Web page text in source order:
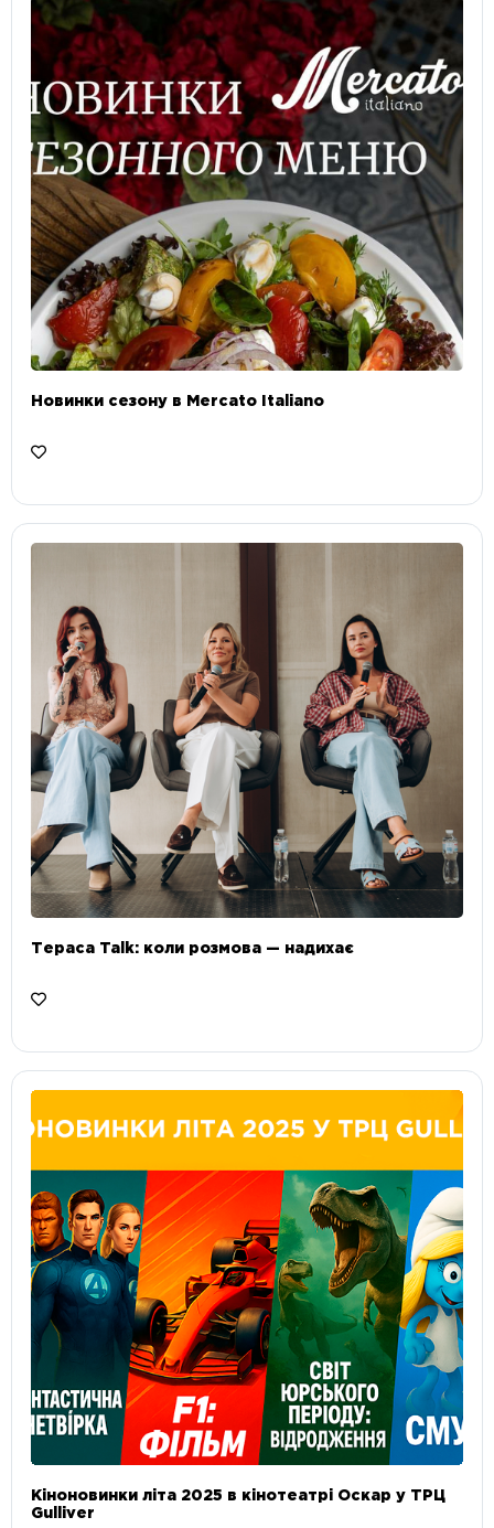
Новинки сезону в Mercato Italiano
Тераса Talk: коли розмова — надихає
Кіноновинки літа 2025 в кінотеатрі Оскар у ТРЦ
Gulliver